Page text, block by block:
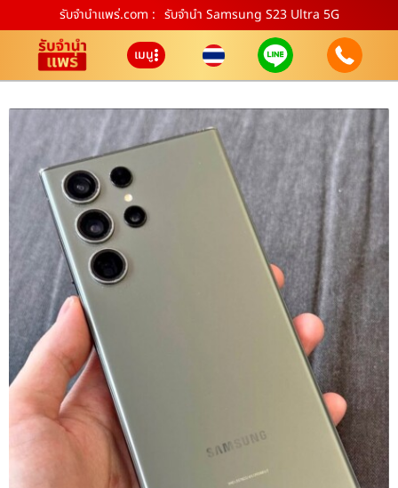
รับจํานําแพร่.com : รับจำนำ Samsung S23 Ultra 5G
เมนู